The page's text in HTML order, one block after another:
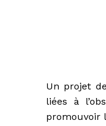
Un projet
liées à
promouvoir